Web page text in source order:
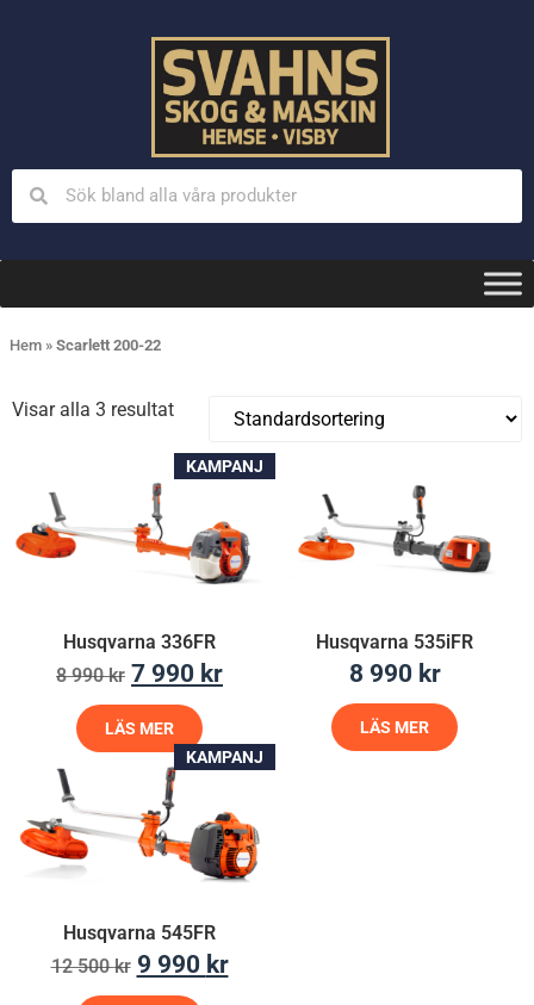
Hem » Scarlett 200-22
Visar alla 3 resultat
KAMPANJ
Husqvarna 336FR
8 990kr 7 990 kr
LÄS MER
Husqvarna 535iFR
8 990 kr
LÄS MER
KAMPANJ
Husqvarna 545FR
12 500kr 9 990 kr